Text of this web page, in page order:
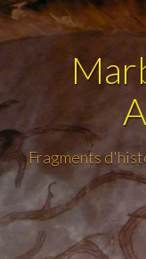
Fragments